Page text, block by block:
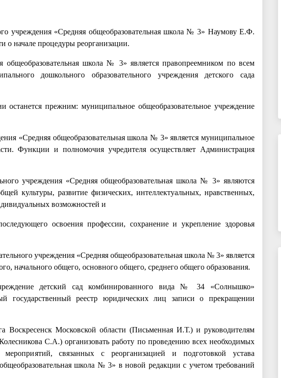
учреждения «Средняя общеобразовательная школа № 3» Наумову Е.Ф.
о начале процедуры реорганизации.
общеобразовательная школа № 3» является правопреемником по всем
дошкольного образовательного учреждения детского сада
останется прежним: муниципальное общеобразовательное учреждение
«Средняя общеобразовательная школа № 3» является муниципальное
Функции и полномочия учредителя осуществляет Администрация
учреждения «Средняя общеобразовательная школа № 3» являются
культуры, развитие физических, интеллектуальных, нравственных,
возможностей и
освоения профессии, сохранение и укрепление здоровья
учреждения «Средняя общеобразовательная школа № 3» является
начального общего, основного общего, среднего общего образования.
детский сад комбинированного вида № 34 «Солнышко»
государственный реестр юридических лиц записи о прекращении
Воскресенск Московской области (Письменная И.Т.) и руководителям
С.А.) организовать работу по проведению всех необходимых
связанных с реорганизацией и подготовкой устава
школа № 3» в новой редакции с учетом требований